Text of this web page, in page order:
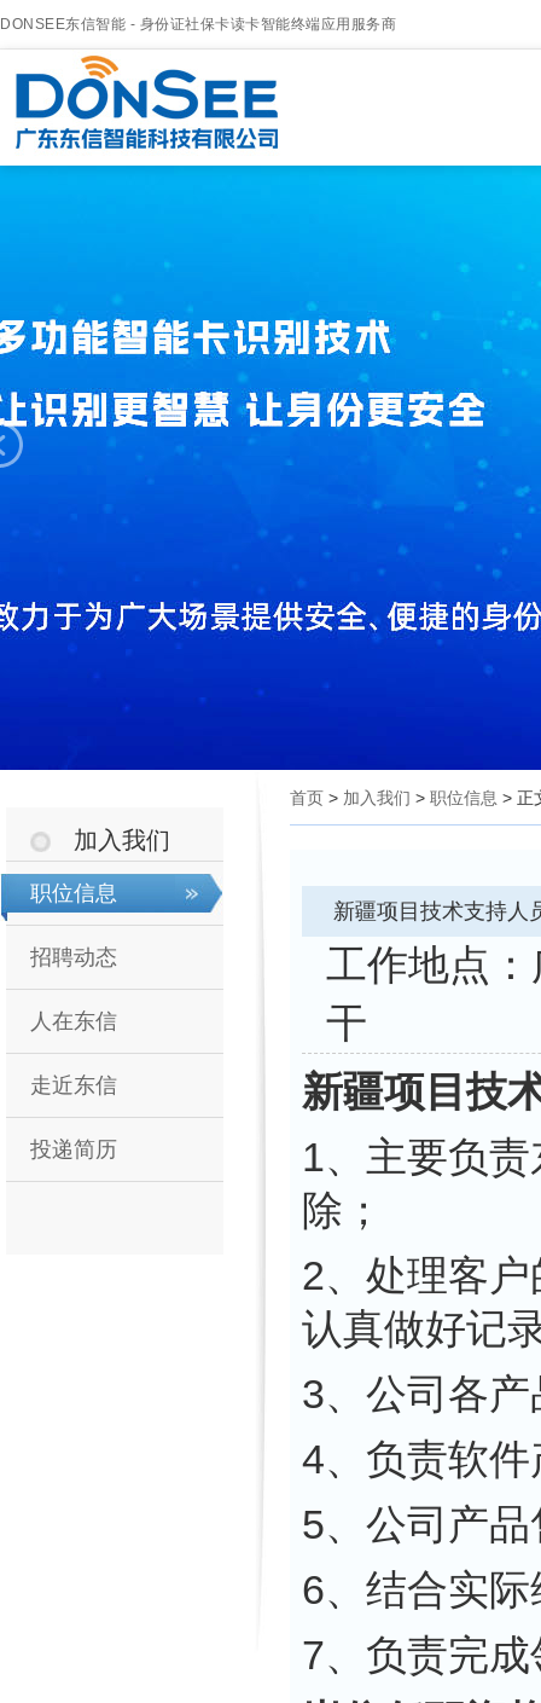
DONSEE东信智能 - 身份证社保卡读卡智能终端应用服务商
加入我们
职位信息
招聘动态
人在东信
走近东信
投递简历
首页 > 加入我们 > 职位信息 > 正
新疆项目技术支持人
工作
干
新疆项目技
1、主要负
除；
2、处理客
认真做好记
3、公司各
4、负责软
5、公司产
6、结合实
7、负责完